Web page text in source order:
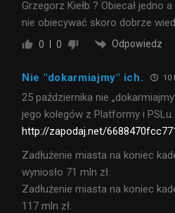
Grzegorz Kiełb ? Obiecał jedno
nie obiecywać skoro dobrze
0 0 Odpowiedz
Nie "dokarmiajmy" ich. 10
25 października nie
jego kolegów z Platformy i PSLu.
http://zapodaj.net/
Zadłużenie miasta na koniec
wyniosło 71 mln zł.
Zadłużenie miasta na koniec
117 mln zł.